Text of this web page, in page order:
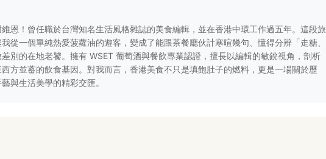
恩！曾任職於台灣知名生活風格雜誌的美食編輯，並在香港中環工作過五年。這段旅
從一個單純熱愛菠蘿油的遊客，變成了能跟茶餐廳伙計寒暄幾句、懂得分辨「走糖、
別的在地老饕。擁有 WSET 葡萄酒與餐飲專業認證，擅長以編輯的敏銳視角，剖析
方並蓄的飲食基因。對我而言，香港美食不只是填飽肚子的燃料，更是一場關於歷
與生活美學的精彩交匯。